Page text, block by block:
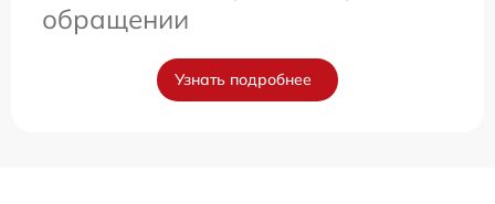
обращении
Узнать подробнее